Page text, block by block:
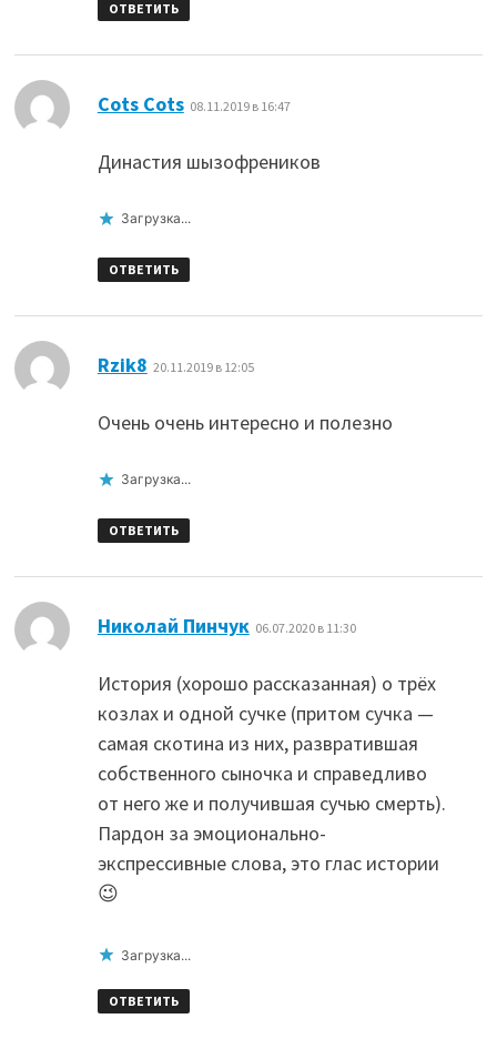
ОТВЕТИТЬ
Cots Cots: 08.11.2019 в 16:47
Династия шызофреников
Загрузка...
ОТВЕТИТЬ
Rzik8 20.11.2019 в 12:05
Очень очень интересно и полезно
Загрузка...
ОТВЕТИТЬ
Николай Пинчук 06.07.2020 в 11:30
История (хорошо рассказанная) о трёх
козлах и одной сучке (притом сучка —
самая скотина из них, развратившая
собственного сыночка и справедливо
от него же и получившая сучью смерть).
Пардон за эмоционально-
экспрессивные слова, это глас истории
😉
Загрузка...
ОТВЕТИТЬ